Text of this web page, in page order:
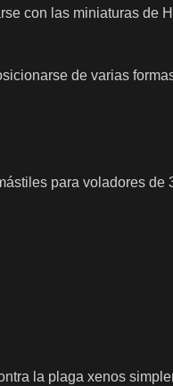
con las miniaturas de
de varias
para voladores de
la plaga xenos